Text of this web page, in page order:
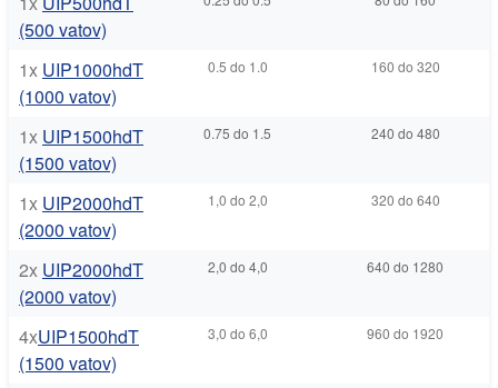
(500 vatov)
1x UIP1000hdT
(1000 vatov)
0.5 do 1.0 160 do 320
1x UIP1500hdT
(1500 vatov)
0.75 do 1.5 240 do 480
1x UIP2000hdT
(2000 vatov)
1,0 do 2,0 320 do 640
2x UIP2000hdT
(2000 vatov)
2,0 do 4,0 640 do 1280
4xUIP1500hdT
(1500 vatov)
3,0 do 6,0 960 do 1920